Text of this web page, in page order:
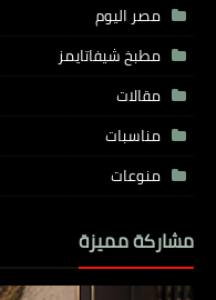
مصر اليوم
مطبخ شيفاتايمز
مقالات
مناسبات
منوعات
مشاركة مميزة